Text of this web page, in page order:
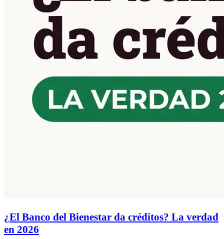
¿El Banco del Bienestar da créditos? La verdad
en 2026